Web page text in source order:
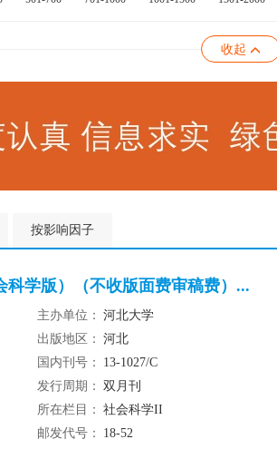
收起
按影响因子
科学版）（不收版面费审稿费）...
主办单位： 河北大学
出版地区： 河北
国内刊号：
13-1027/C
发行周期： 双月刊
所在栏目： 社会科学II
邮发代号：
18-52